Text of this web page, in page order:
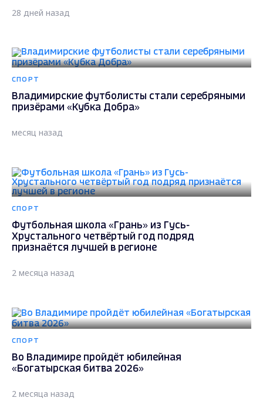
28 дней назад
СПОРТ
Владимирские футболисты стали серебряными
призёрами «Кубка Добра»
месяц назад
СПОРТ
Футбольная школа «Грань» из Гусь-
Хрустального четвёртый год подряд
признаётся лучшей в регионе
2 месяца назад
СПОРТ
Во Владимире пройдёт юбилейная
«Богатырская битва 2026»
2 месяца назад